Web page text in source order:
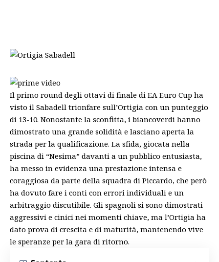
Il primo round degli ottavi di finale di EA Euro Cup ha
visto il Sabadell trionfare sull’Ortigia con un punteggio
di 13-10. Nonostante la sconfitta, i biancoverdi hanno
dimostrato una grande solidità e lasciano aperta la
strada per la qualificazione. La sfida, giocata nella
piscina di “Nesima” davanti a un pubblico entusiasta,
ha messo in evidenza una prestazione intensa e
coraggiosa da parte della squadra di Piccardo, che però
ha dovuto fare i conti con errori individuali e un
arbitraggio discutibile. Gli spagnoli si sono dimostrati
aggressivi e cinici nei momenti chiave, ma l’Ortigia ha
dato prova di crescita e di maturità, mantenendo vive
le speranze per la gara di ritorno.